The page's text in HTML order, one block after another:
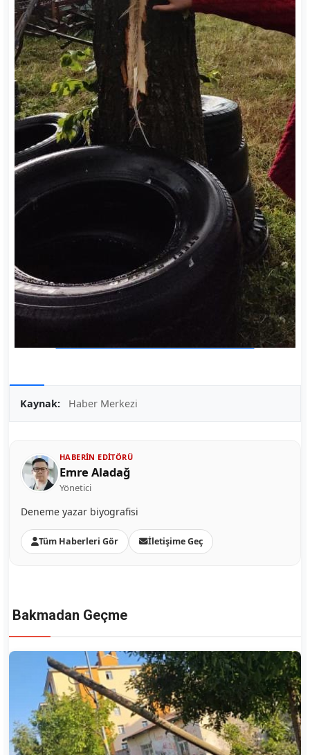
Kaynak: Haber Merkezi
HABERIN EDITÖRÜ
Emre Aladağ
Yönetici
Deneme yazar biyografisi
Tüm Haberleri Gör İletişime Geç
Bakmadan Geçme